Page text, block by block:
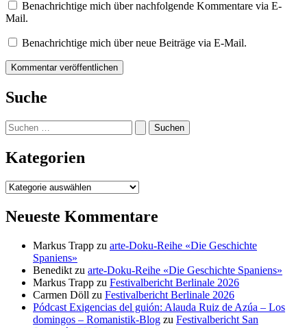
Benachrichtige mich über nachfolgende Kommentare via E-
Mail.
Benachrichtige mich über neue Beiträge via E-Mail.
Suche
Suchen
nach:
Kategorien
Kategorien
Neueste Kommentare
Markus Trapp zu arte-Doku-Reihe «Die Geschichte
Spaniens»
Benedikt zu arte-Doku-Reihe «Die Geschichte Spaniens»
Markus Trapp zu Festivalbericht Berlinale 2026
Carmen Döll zu Festivalbericht Berlinale 2026
Pódcast Exigencias del guión: Alauda Ruiz de Azúa – Los
domingos – Romanistik-Blog zu Festivalbericht San